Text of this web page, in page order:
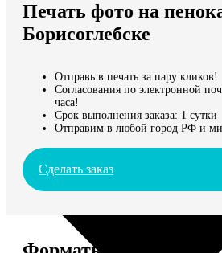
Мы доставляем по всему миру
Продолжить без города
Печать фото на
Борисоглебске
Отправь в печать за пару кликов!
Согласования по электронной
часа!
Срок выполнения заказа: 1 сутки
Отправим в любой город РФ и
Сделать заказ